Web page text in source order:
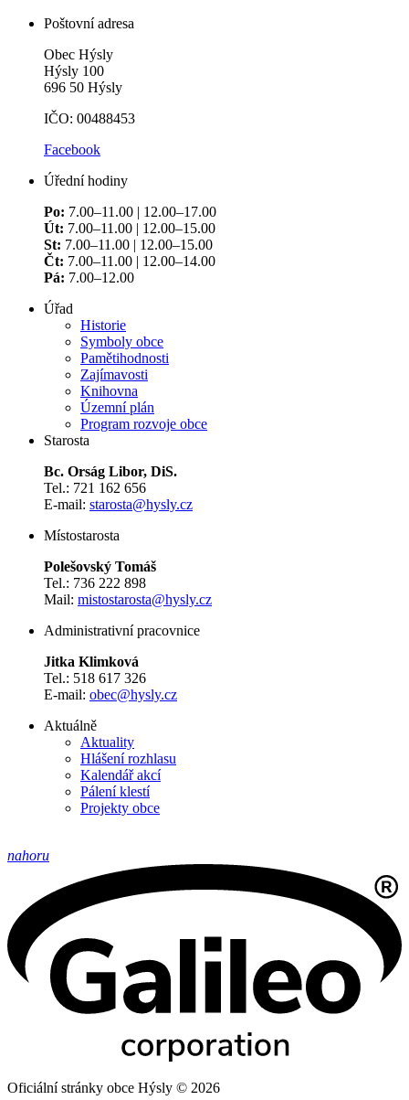
Poštovní adresa
Obec Hýsly
Hýsly 100
696 50 Hýsly
IČO: 00488453
Facebook
Úřední hodiny
Po: 7.00–11.00 | 12.00–17.00
Út: 7.00–11.00 | 12.00–15.00
St: 7.00–11.00 | 12.00–15.00
Čt: 7.00–11.00 | 12.00–14.00
Pá: 7.00–12.00
Úřad
Historie
Symboly obce
Pamětihodnosti
Zajímavosti
Knihovna
Územní plán
Program rozvoje obce
Starosta
Bc. Orság Libor, DiS.
Tel.: 721 162 656
E-mail: starosta@hysly.cz
​​​​​​​Místostarosta
Polešovský Tomáš
Tel.: 736 222 898
Mail: mistostarosta@hysly.cz
Administrativní pracovnice
Jitka Klimková
Tel.: 518 617 326
E-mail: obec@hysly.cz
Aktuálně
Aktuality
Hlášení rozhlasu
Kalendář akcí
Pálení klestí
Projekty obce
nahoru
Oficiální stránky obce Hýsly © 2026